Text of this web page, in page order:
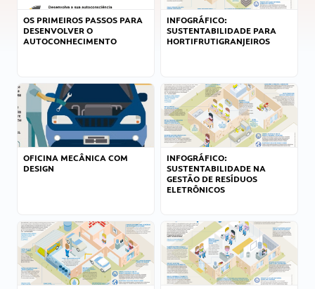
OS PRIMEIROS PASSOS PARA
DESENVOLVER O
AUTOCONHECIMENTO
INFOGRÁFICO:
SUSTENTABILIDADE PARA
HORTIFRUTIGRANJEIROS
OFICINA MECÂNICA COM
DESIGN
INFOGRÁFICO:
SUSTENTABILIDADE NA
GESTÃO DE RESÍDUOS
ELETRÔNICOS